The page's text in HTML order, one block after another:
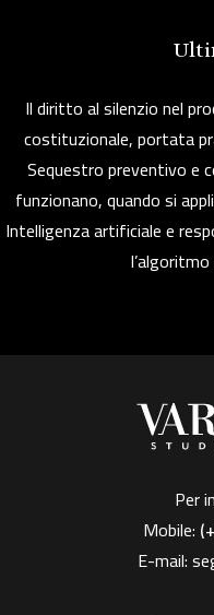
Il diritto al silenzio nel
costituzionale, portata
Sequestro preventivo e
funzionano, quando si
Intelligenza artificiale e
Per
Mobile:
E-mail: